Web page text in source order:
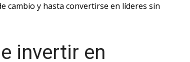
cambio y hasta convertirse en líderes sin
invertir en